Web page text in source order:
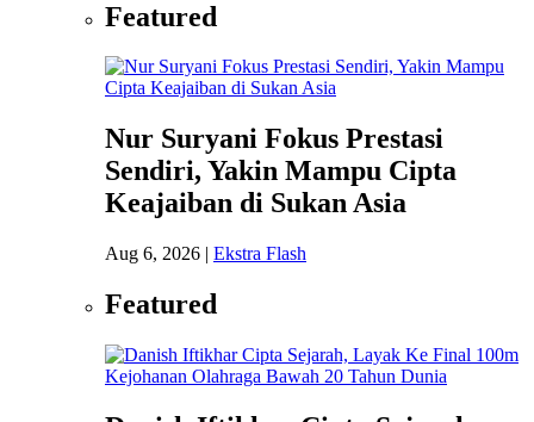
Featured
Nur Suryani Fokus Prestasi
Sendiri, Yakin Mampu Cipta
Keajaiban di Sukan Asia
Aug 6, 2026 | Ekstra Flash
Featured